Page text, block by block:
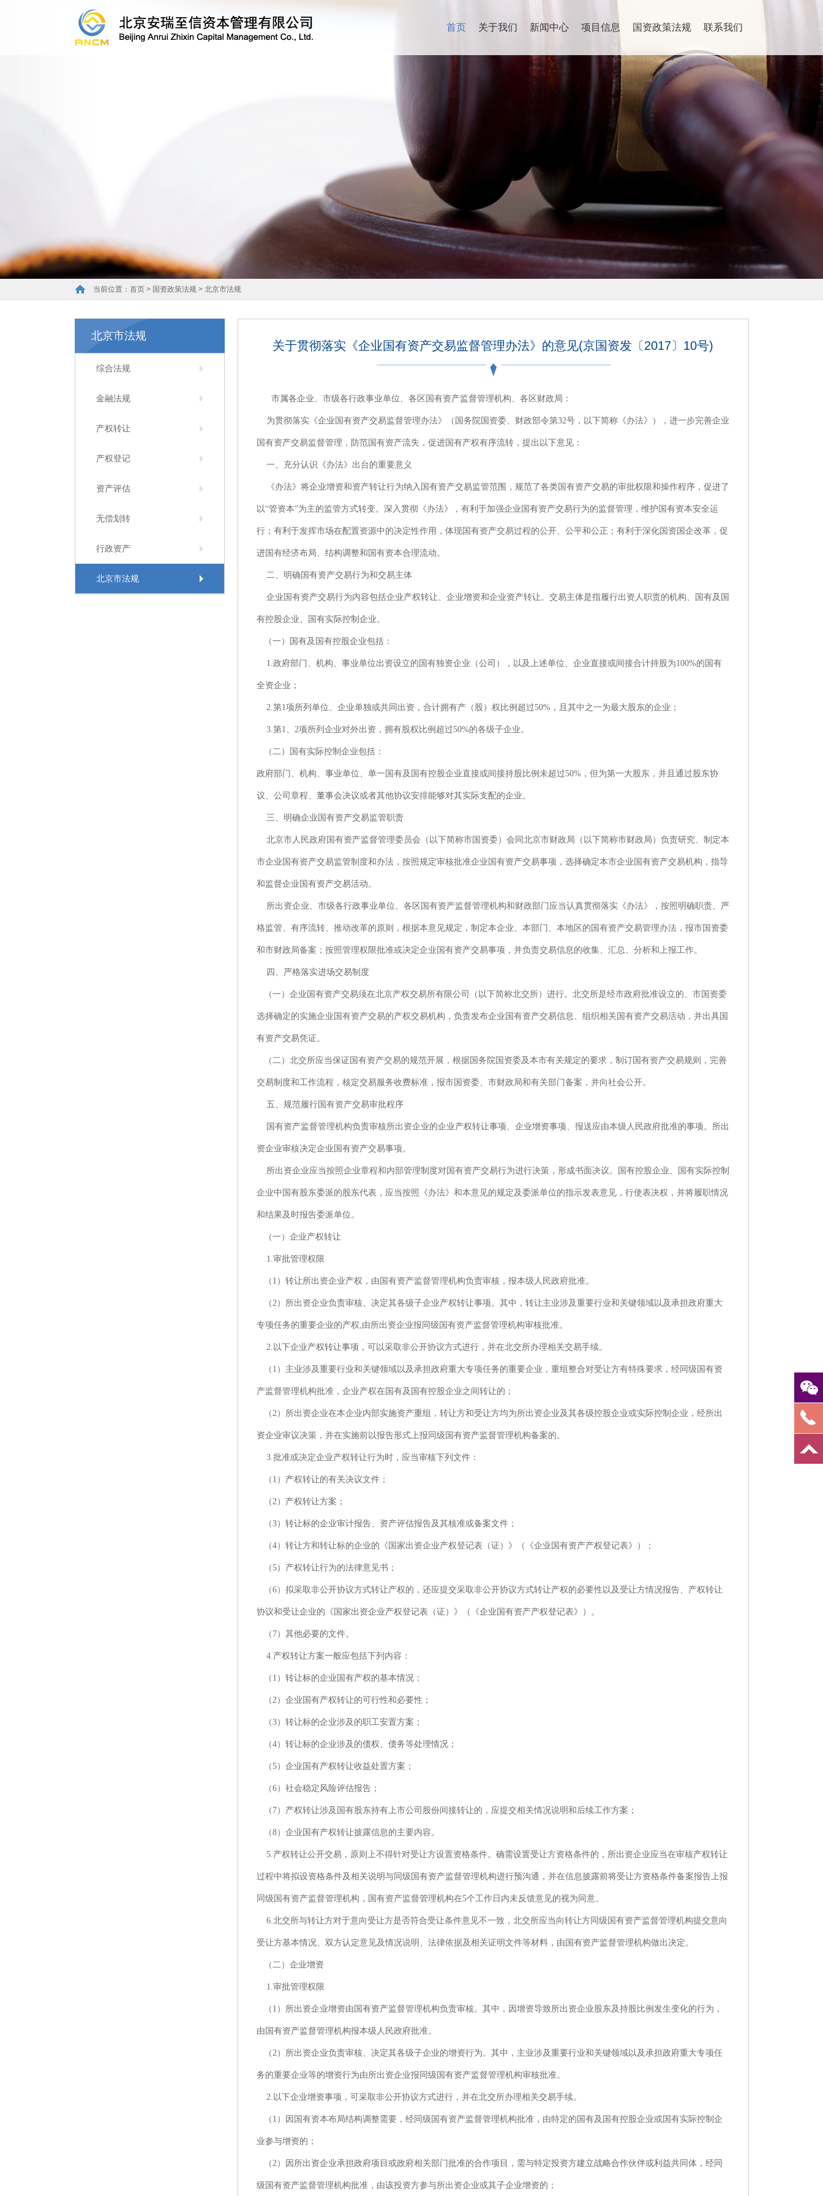
首页 关于我们 新闻中心 项目信息 国资政策法规 联系我们
当前位置： 首页> 国资政策法规> 北京市法规
北京市法规
综合法规
金融法规
产权转让
产权登记
资产评估
无偿划转
行政资产
北京市法规
关于贯彻落实《企业国有资产交易监督管理办法》的意见(京国资发〔2017〕10号)
市属各企业、市级各行政事业单位、各区国有资产监督管理机构、各区财政局：
为贯彻落实《企业国有资产交易监督管理办法》（国务院国资委、财政部令第32号，以下简称《办法》），进一步完善企业
国有资产交易监督管理，防范国有资产流失，促进国有产权有序流转，提出以下意见：
一、充分认识《办法》出台的重要意义
《办法》将企业增资和资产转让行为纳入国有资产交易监管范围，规范了各类国有资产交易的审批权限和操作程序，促进了
以“管资本”为主的监管方式转变。深入贯彻《办法》，有利于加强企业国有资产交易行为的监督管理，维护国有资本安全运
行；有利于发挥市场在配置资源中的决定性作用，体现国有资产交易过程的公开、公平和公正；有利于深化国资国企改革，促
进国有经济布局、结构调整和国有资本合理流动。
二、明确国有资产交易行为和交易主体
企业国有资产交易行为内容包括企业产权转让、企业增资和企业资产转让。交易主体是指履行出资人职责的机构、国有及国
有控股企业、国有实际控制企业。
（一）国有及国有控股企业包括：
1.政府部门、机构、事业单位出资设立的国有独资企业（公司），以及上述单位、企业直接或间接合计持股为100%的国有
全资企业；
2.第1项所列单位、企业单独或共同出资，合计拥有产（股）权比例超过50%，且其中之一为最大股东的企业；
3.第1、2项所列企业对外出资，拥有股权比例超过50%的各级子企业。
（二）国有实际控制企业包括：
政府部门、机构、事业单位、单一国有及国有控股企业直接或间接持股比例未超过50%，但为第一大股东，并且通过股东协
议、公司章程、董事会决议或者其他协议安排能够对其实际支配的企业。
三、明确企业国有资产交易监管职责
北京市人民政府国有资产监督管理委员会（以下简称市国资委）会同北京市财政局（以下简称市财政局）负责研究、制定本
市企业国有资产交易监管制度和办法，按照规定审核批准企业国有资产交易事项，选择确定本市企业国有资产交易机构，指导
和监督企业国有资产交易活动。
所出资企业、市级各行政事业单位、各区国有资产监督管理机构和财政部门应当认真贯彻落实《办法》，按照明确职责、严
格监管、有序流转、推动改革的原则，根据本意见规定，制定本企业、本部门、本地区的国有资产交易管理办法，报市国资委
和市财政局备案；按照管理权限批准或决定企业国有资产交易事项，并负责交易信息的收集、汇总、分析和上报工作。
四、严格落实进场交易制度
（一）企业国有资产交易须在北京产权交易所有限公司（以下简称北交所）进行。北交所是经市政府批准设立的、市国资委
选择确定的实施企业国有资产交易的产权交易机构，负责发布企业国有资产交易信息、组织相关国有资产交易活动，并出具国
有资产交易凭证。
（二）北交所应当保证国有资产交易的规范开展，根据国务院国资委及本市有关规定的要求，制订国有资产交易规则，完善
交易制度和工作流程，核定交易服务收费标准，报市国资委、市财政局和有关部门备案，并向社会公开。
五、规范履行国有资产交易审批程序
国有资产监督管理机构负责审核所出资企业的企业产权转让事项、企业增资事项、报送应由本级人民政府批准的事项。所出
资企业审核决定企业国有资产交易事项。
所出资企业应当按照企业章程和内部管理制度对国有资产交易行为进行决策，形成书面决议。国有控股企业、国有实际控制
企业中国有股东委派的股东代表，应当按照《办法》和本意见的规定及委派单位的指示发表意见，行使表决权，并将履职情况
和结果及时报告委派单位。
（一）企业产权转让
1.审批管理权限
（1）转让所出资企业产权，由国有资产监督管理机构负责审核，报本级人民政府批准。
（2）所出资企业负责审核、决定其各级子企业产权转让事项。其中，转让主业涉及重要行业和关键领域以及承担政府重大
专项任务的重要企业的产权,由所出资企业报同级国有资产监督管理机构审核批准。
2.以下企业产权转让事项，可以采取非公开协议方式进行，并在北交所办理相关交易手续。
（1）主业涉及重要行业和关键领域以及承担政府重大专项任务的重要企业，重组整合对受让方有特殊要求，经同级国有资
产监督管理机构批准，企业产权在国有及国有控股企业之间转让的；
（2）所出资企业在本企业内部实施资产重组，转让方和受让方均为所出资企业及其各级控股企业或实际控制企业，经所出
资企业审议决策，并在实施前以报告形式上报同级国有资产监督管理机构备案的。
3.批准或决定企业产权转让行为时，应当审核下列文件：
（1）产权转让的有关决议文件；
（2）产权转让方案；
（3）转让标的企业审计报告、资产评估报告及其核准或备案文件；
（4）转让方和转让标的企业的《国家出资企业产权登记表（证）》（《企业国有资产产权登记表》）；
（5）产权转让行为的法律意见书；
（6）拟采取非公开协议方式转让产权的，还应提交采取非公开协议方式转让产权的必要性以及受让方情况报告、产权转让
协议和受让企业的《国家出资企业产权登记表（证）》（《企业国有资产产权登记表》）。
（7）其他必要的文件。
4.产权转让方案一般应包括下列内容：
（1）转让标的企业国有产权的基本情况；
（2）企业国有产权转让的可行性和必要性；
（3）转让标的企业涉及的职工安置方案；
（4）转让标的企业涉及的债权、债务等处理情况；
（5）企业国有产权转让收益处置方案；
（6）社会稳定风险评估报告；
（7）产权转让涉及国有股东持有上市公司股份间接转让的，应提交相关情况说明和后续工作方案；
（8）企业国有产权转让披露信息的主要内容。
5.产权转让公开交易，原则上不得针对受让方设置资格条件。确需设置受让方资格条件的，所出资企业应当在审核产权转让
过程中将拟设资格条件及相关说明与同级国有资产监督管理机构进行预沟通，并在信息披露前将受让方资格条件备案报告上报
同级国有资产监督管理机构，国有资产监督管理机构在5个工作日内未反馈意见的视为同意。
6.北交所与转让方对于意向受让方是否符合受让条件意见不一致，北交所应当向转让方同级国有资产监督管理机构提交意向
受让方基本情况、双方认定意见及情况说明、法律依据及相关证明文件等材料，由国有资产监督管理机构做出决定。
（二）企业增资
1.审批管理权限
（1）所出资企业增资由国有资产监督管理机构负责审核。其中，因增资导致所出资企业股东及持股比例发生变化的行为，
由国有资产监督管理机构报本级人民政府批准。
（2）所出资企业负责审核、决定其各级子企业的增资行为。其中，主业涉及重要行业和关键领域以及承担政府重大专项任
务的重要企业等的增资行为由所出资企业报同级国有资产监督管理机构审核批准。
2.以下企业增资事项，可采取非公开协议方式进行，并在北交所办理相关交易手续。
（1）因国有资本布局结构调整需要，经同级国有资产监督管理机构批准，由特定的国有及国有控股企业或国有实际控制企
业参与增资的；
（2）因所出资企业承担政府项目或政府相关部门批准的合作项目，需与特定投资方建立战略合作伙伴或利益共同体，经同
级国有资产监督管理机构批准，由该投资方参与所出资企业或其子企业增资的；